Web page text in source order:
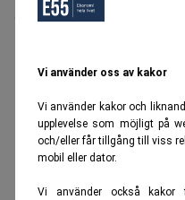
Vi använder oss av kakor
Vi använder kakor och
upplevelse som möjligt på
och/eller får tillgång till viss
mobil eller dator.
Vi använder också
Oops, Ett fel